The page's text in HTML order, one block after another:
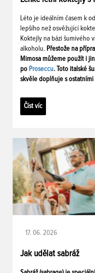
Léto je ideálním časem k
lepšího než osvěžující
Koktejly na bázi šumivého
alkoholu. Přestože na
Mimosa můžeme použít i
po Proseccu. Toto italské
skvěle doplňuje s
Číst víc
17. 06. 2026
Jak udělat sabráž